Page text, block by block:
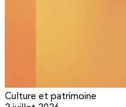
Culture et patrimoine